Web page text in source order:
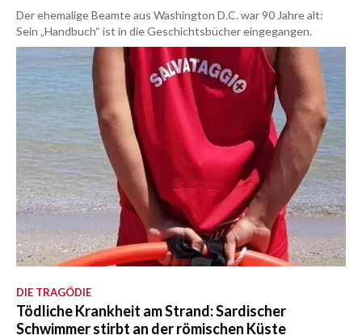
Der ehemalige Beamte aus Washington D.C. war 90 Jahre alt:
Sein „Handbuch“ ist in die Geschichtsbücher eingegangen.
DIE TRAGÖDIE
Tödliche Krankheit am Strand: Sardischer
Schwimmer stirbt an der römischen Küste